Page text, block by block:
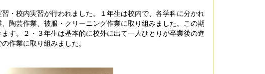
・校内実習が行われました。１年生は校内で、各学科に分かれ
陶芸作業、被服・クリーニング作業に取り組みました。この期
す。２・３年生は基本的に校外に出て一人ひとりが卒業後の進
作業に取り組みました。